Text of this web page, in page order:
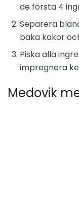
de första 4
Separera
baka kakor
Piska alla
impregnera
Medovik